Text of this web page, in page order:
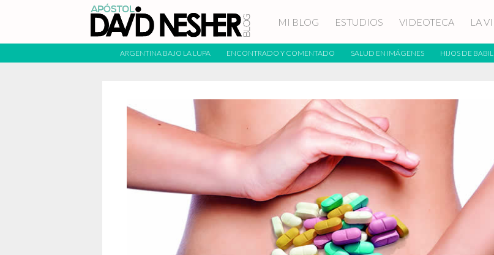
MI BLOG ESTUDIOS VIDEOTECA LA
ARGENTINA BAJO LA LUPA ENCONTRADO Y COMENTADO SALUD EN IMÁGENES HIJOS DE